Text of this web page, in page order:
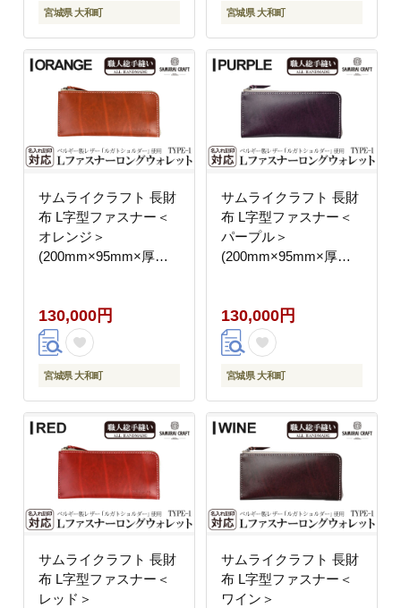
日本製 手縫い ハンドメ
式会社Stand Field】
ta274-green
宮城県 大和町
日本製 手縫い ハンドメ
式会社Stand Field】
ta274-navy
宮城県 大和町
サムライクラフト 長財
布 L字型ファスナー＜
オレンジ＞
(200mm×95mm×厚み
サイフ 名入れ ギフト
ルガトショルダー 本格
シンプル ファッション
日本製 手縫い ハンドメ
式会社Stand Field】
ta274-orange
130,000円
宮城県 大和町
サムライクラフト 長財
布 L字型ファスナー＜
パープル＞
(200mm×95mm×厚み
サイフ 名入れ ギフト
ルガトショルダー 本格
シンプル ファッション
日本製 手縫い ハンドメ
式会社Stand Field】
ta274-purple
130,000円
宮城県 大和町
サムライクラフト 長財
布 L字型ファスナー＜
レッド＞
サムライクラフト 長財
布 L字型ファスナー＜
ワイン＞